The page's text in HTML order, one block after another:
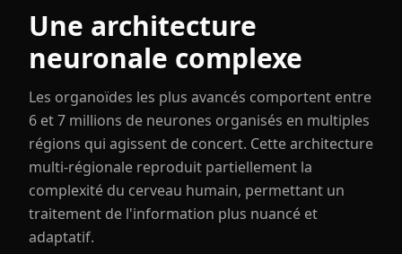
Une architecture
neuronale complexe
Les organoïdes les plus avancés comportent entre
6 et 7 millions de neurones organisés en multiples
régions qui agissent de concert. Cette architecture
multi-régionale reproduit partiellement la
complexité du cerveau humain, permettant un
traitement de l'information plus nuancé et
adaptatif.